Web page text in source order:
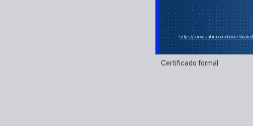
https://cursos.alura.com.br/certificate/
Certificado formal